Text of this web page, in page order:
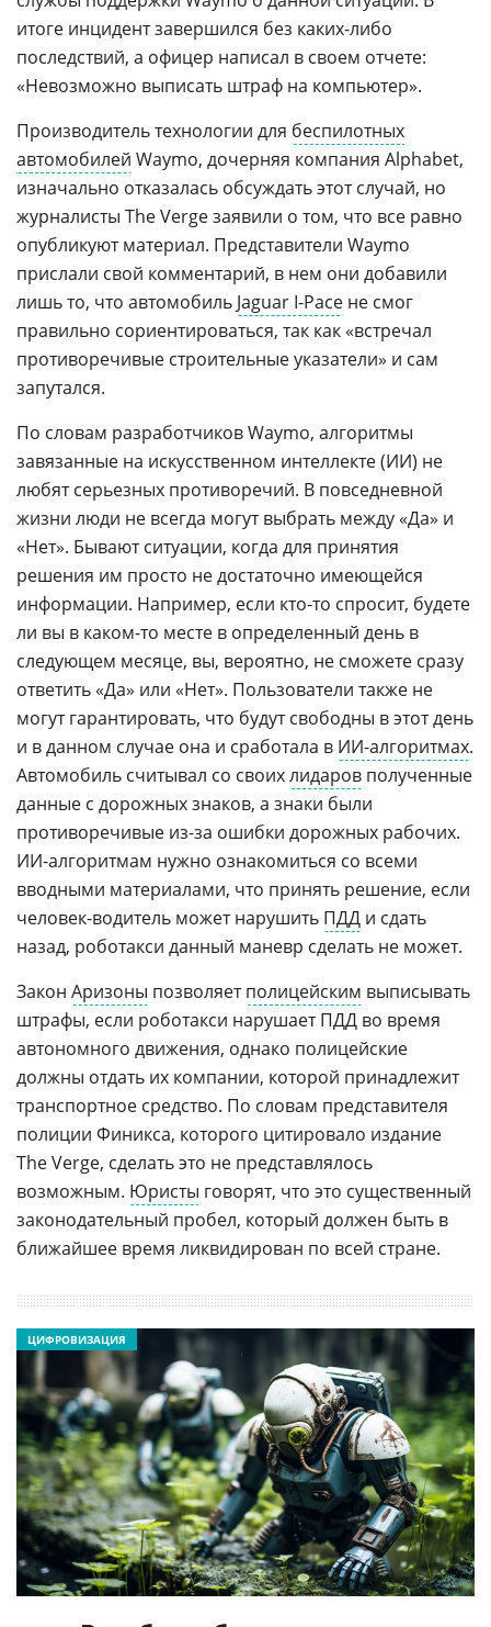
итоге инцидент завершился без каких-либо
последствий, а офицер написал в своем отчете:
«Невозможно выписать штраф на компьютер».
Производитель технологии для беспилотных
автомобилей Waymo, дочерняя компания Alphabet,
изначально отказалась обсуждать этот случай, но
журналисты The Verge заявили о том, что все равно
опубликуют материал. Представители Waymo
прислали свой комментарий, в нем они добавили
лишь то, что автомобиль Jaguar I-Pace не смог
правильно сориентироваться, так как «встречал
противоречивые строительные указатели» и сам
запутался.
По словам разработчиков Waymo, алгоритмы
завязанные на искусственном интеллекте (ИИ) не
любят серьезных противоречий. В повседневной
жизни люди не всегда могут выбрать между «Да» и
«Нет». Бывают ситуации, когда для принятия
решения им просто не достаточно имеющейся
информации. Например, если кто-то спросит, будете
ли вы в каком-то месте в определенный день в
следующем месяце, вы, вероятно, не сможете сразу
ответить «Да» или «Нет». Пользователи также не
могут гарантировать, что будут свободны в этот день
и в данном случае она и сработала в ИИ-алгоритмах.
Автомобиль считывал со своихлидаров полученные
данные с дорожных знаков, а знаки были
противоречивые из-за ошибки дорожных рабочих.
ИИ-алгоритмам нужно ознакомиться со всеми
вводными материалами, что принять решение, если
человек-водитель может нарушить ПДД и сдать
назад, роботакси данный маневр сделать не может.
Закон Аризоны позволяетполицейским выписывать
штрафы, если роботакси нарушает ПДД во время
автономного движения, однако полицейские
должны отдать их компании, которой принадлежит
транспортное средство. По словам представителя
полиции Финикса, которого цитировало издание
The Verge, сделать это не представлялось
возможным. Юристы говорят, что это существенный
законодательный пробел, который должен быть в
ближайшее время ликвидирован по всей стране.
ЦИФРОВИЗАЦИЯ